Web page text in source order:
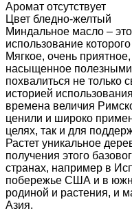
Аромат отсутствует
Цвет бледно-желтый
Миндальное масло –
использование
Мягкое, очень
насыщенное
похвалиться не только
историей
времена величия
ценили и широко
целях, так и для
Растет уникальное
получения этого
странах, например в
побережье США и в
родиной и растения, и
Азия.